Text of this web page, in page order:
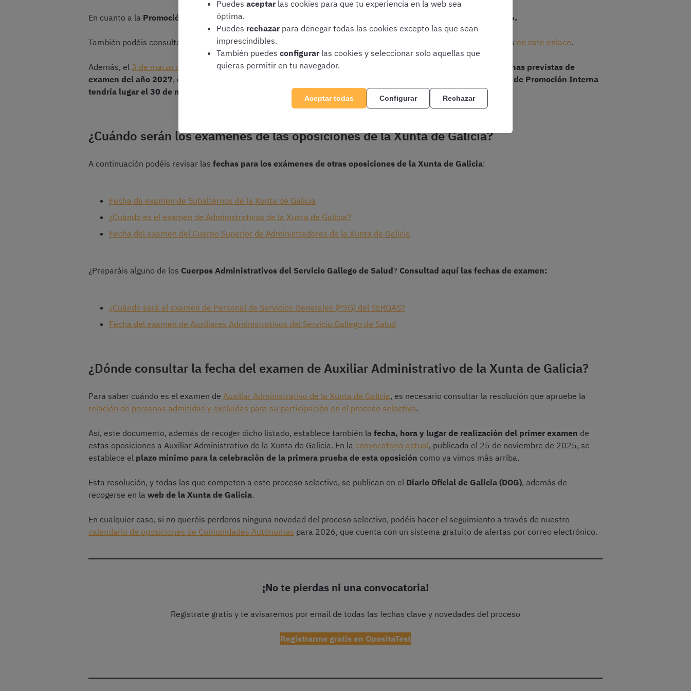
En cuanto a la Promoción Interna, la primera prueba del proceso selectivo tendrá lugar el 30 de mayo de 2026.
También podéis consultar los criterios de corrección, valoración y superación del primer ejercicio identificándoos en este enlace.
Además, el 3 de marzo de 2026, la Xunta de Galicia publicó un calendario orientativo
fechas previstas de
examen del año 2027, correspondientes a las convocatorias publicadas a lo largo de 2026. En concreto,
examen de Promoción Interna
tendría lugar el 30 de mayo de 2027.
¿Cuándo serán los exámenes de las oposiciones de la Xunta de Galicia?
A continuación podéis revisar las fechas para los exámenes de otras oposiciones de la Xunta de Galicia:
Fecha de examen de Subalternos de la Xunta de Galicia
¿Cuándo es el examen de Administrativos de la Xunta de Galicia?
Fecha del examen del Cuerpo Superior de Administradores de la Xunta de Galicia
¿Preparáis alguno de los Cuerpos Administrativos del Servicio Gallego de Salud? Consultad aquí las fechas de examen:
¿Cuándo será el examen de Personal de Servicios Generales (PSG) del SERGAS?
Fecha del examen de Auxiliares Administrativos del Servicio Gallego de Salud
¿Dónde consultar la fecha del examen de Auxiliar Administrativo de la Xunta de Galicia?
Para saber cuándo es el examen de Auxiliar Administrativo de la Xunta de Galicia, es necesario consultar la resolución que apruebe la
relación de personas admitidas y excluidas para su participación en el proceso selectivo.
Así, este documento, además de recoger dicho listado, establece también la fecha, hora y lugar de realización del primer examen de
estas oposiciones a Auxiliar Administrativo de la Xunta de Galicia. En la convocatoria actual, publicada el 25 de noviembre de 2025, se
establece el plazo mínimo para la celebración de la primera prueba de esta oposición como ya vimos más arriba.
Esta resolución, y todas las que competen a este proceso selectivo, se publican en el Diario Oficial de Galicia (DOG), además de
recogerse en la web de la Xunta de Galicia.
En cualquier caso, si no queréis perderos ninguna novedad del proceso selectivo, podéis hacer el seguimiento a través de nuestro
calendario de oposiciones de Comunidades Autónomas para 2026, que cuenta con un sistema gratuito de alertas por correo electrónico.
¡No te pierdas ni una convocatoria!
Regístrate gratis y te avisaremos por email de todas las fechas clave y novedades del proceso
Registrarme gratis en OpositaTest
Puedes aceptar las cookies para que tu experiencia en la web sea
óptima.
Puedes rechazar para denegar todas las cookies excepto las que sean
imprescindibles.
También puedes configurar las cookies y seleccionar solo aquellas que
quieras permitir en tu navegador.
Aceptar todas Configurar Rechazar